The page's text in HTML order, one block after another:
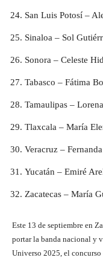
San Luis Potosí –
Sinaloa – Sol
Sonora – Celeste
Tabasco – Fátima
Tamaulipas –
Tlaxcala – María
Veracruz –
Yucatán – Emiré
Zacatecas – María
Este 13 de septiembre en
portar la banda nacional y
Universo 2025, el concurso